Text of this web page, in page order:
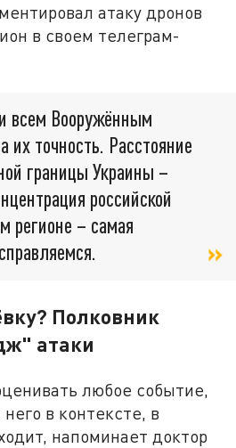
атаку дронов
в своем телеграм-
всем Вооружённым
их точность. Расстояние
границы Украины –
российской
регионе – самая
Полковник
атаки
любое событие,
в контексте, в
напоминает доктор